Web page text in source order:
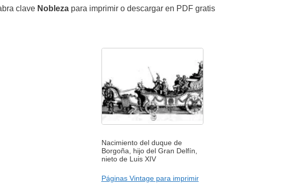
clave Noblezapara imprimir o descargar en PDF gratis
Nacimiento del duque de
Borgoña, hijo del Gran Delfín,
nieto de Luis XIV
Páginas Vintage para imprimir